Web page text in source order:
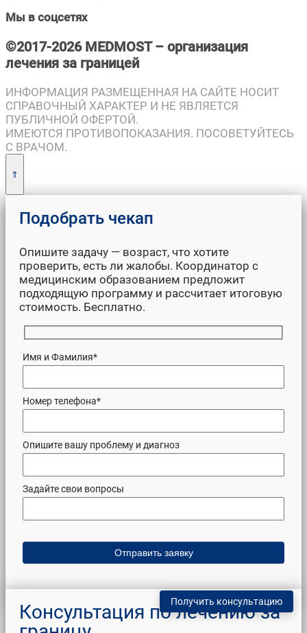
Мы в соцсетях
©2017-2026 MEDMOST – организация
лечения за границей
ИНФОРМАЦИЯ РАЗМЕЩЕННАЯ НА САЙТЕ НОСИТ
СПРАВОЧНЫЙ ХАРАКТЕР И НЕ ЯВЛЯЕТСЯ
ПУБЛИЧНОЙ ОФЕРТОЙ.
ИМЕЮТСЯ ПРОТИВОПОКАЗАНИЯ. ПОСОВЕТУЙТЕСЬ
С ВРАЧОМ.
Опишите задачу — возраст, что хотите
проверить, есть ли жалобы. Координатор с
медицинским образованием предложит
подходящую программу и рассчитает итоговую
стоимость. Бесплатно.
Имя и Фамилия*
Номер телефона*
Опишите вашу проблему и диагноз
Задайте свои вопросы
Консультация по лечению за
Получить консультацию